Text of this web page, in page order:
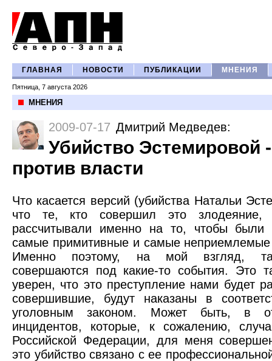
ГЛАВНАЯ НОВОСТИ ПУБЛИКАЦИИ МНЕНИЯ
Пятница, 7 августа 2026
МНЕНИЯ
2009-07-17 Дмитрий Медведев:
Убийство Эстемировой
против власти
Что касается версий (убийства Натальи
что те, кто совершил это злодеяние,
рассчитывали именно на то, чтобы были
самые примитивные и самые неприемлемые
Именно поэтому, на мой взгляд,
совершаются под какие-то события. Это
уверен, что это преступление нами будет
совершившие, будут наказаны в
уголовным законом. Может быть, в
инцидентов, которые, к сожалению,
Российской Федерации, для меня
это убийство связано с ее